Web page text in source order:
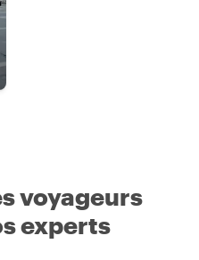
voyageurs
experts